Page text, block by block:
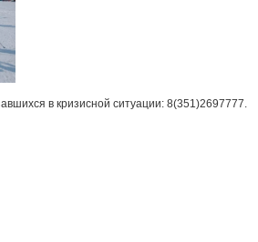
в кризисной ситуации: 8(351)2697777.